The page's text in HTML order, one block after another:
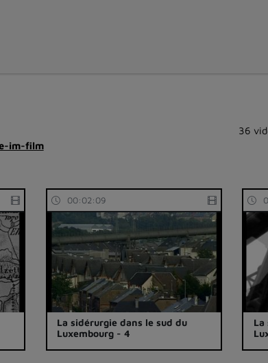
im-film
36
00:02:09
La sidérurgie dans le sud du
Luxembourg - 4
La